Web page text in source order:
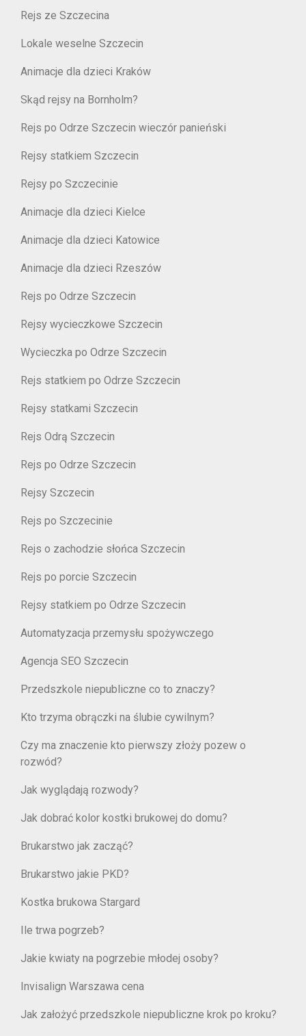
Rejs ze Szczecina
Lokale weselne Szczecin
Animacje dla dzieci Kraków
Skąd rejsy na Bornholm?
Rejs po Odrze Szczecin wieczór panieński
Rejsy statkiem Szczecin
Rejsy po Szczecinie
Animacje dla dzieci Kielce
Animacje dla dzieci Katowice
Animacje dla dzieci Rzeszów
Rejs po Odrze Szczecin
Rejsy wycieczkowe Szczecin
Wycieczka po Odrze Szczecin
Rejs statkiem po Odrze Szczecin
Rejsy statkami Szczecin
Rejs Odrą Szczecin
Rejs po Odrze Szczecin
Rejsy Szczecin
Rejs po Szczecinie
Rejs o zachodzie słońca Szczecin
Rejs po porcie Szczecin
Rejsy statkiem po Odrze Szczecin
Automatyzacja przemysłu spożywczego
Agencja SEO Szczecin
Przedszkole niepubliczne co to znaczy?
Kto trzyma obrączki na ślubie cywilnym?
Czy ma znaczenie kto pierwszy złoży pozew o
rozwód?
Jak wyglądają rozwody?
Jak dobrać kolor kostki brukowej do domu?
Brukarstwo jak zacząć?
Brukarstwo jakie PKD?
Kostka brukowa Stargard
Ile trwa pogrzeb?
Jakie kwiaty na pogrzebie młodej osoby?
Invisalign Warszawa cena
Jak założyć przedszkole niepubliczne krok po kroku?